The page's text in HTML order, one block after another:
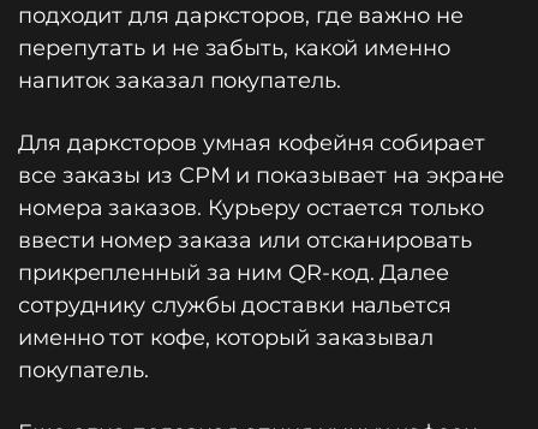
подходит для дарксторов, где важно не
перепутать и не забыть, какой именно
напиток заказал покупатель.
Для дарксторов умная кофейня собирает
все заказы из СРМ и показывает на экране
номера заказов. Курьеру остается только
ввести номер заказа или отсканировать
прикрепленный за ним QR-код. Далее
сотруднику службы доставки нальется
именно тот кофе, который заказывал
покупатель.